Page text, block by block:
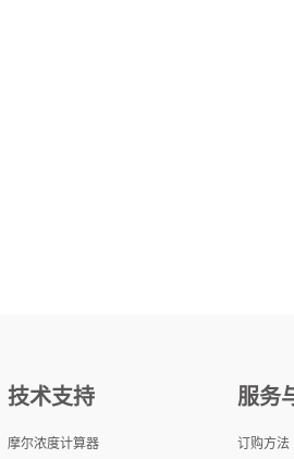
技术支持
摩尔浓度计算器
服务
订购方法